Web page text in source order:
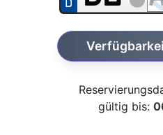
gültig bis: